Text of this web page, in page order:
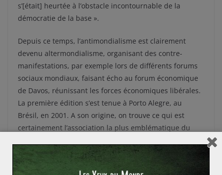
s’[était] heurtée à l’obstacle incontournable de la
démocratie de la base ».
Depuis ce temps, l’antimondialisme est clairement
devenu altermondialisme, organisant des contre-
manifestations, par exemple lors de différents forums
sociaux mondiaux, faisant écho au forum économique
de Davos, réunissant les forces économiques libérales.
La première édition s’est tenue à Porto Alegre, au
Brésil, en 2001. A son origine, on trouve ce qui est
certainement l’association la plus emblématique du
Taxation des Transactions financières (ATTAC), qui,
comme sa dénomination l’indique, souhaite s’attaquer